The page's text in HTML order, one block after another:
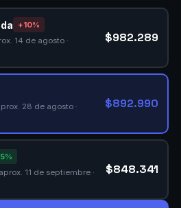
+10%
14 de agosto ·
$982.289
28 de agosto ·
$892.990
11 de septiembre ·
$848.341